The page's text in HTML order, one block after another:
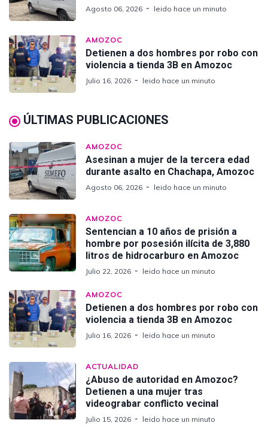
Agosto 06, 2026 leido hace un minuto
AMOZOC
Detienen a dos hombres por robo con
violencia a tienda 3B en Amozoc
Julio 16, 2026 leido hace un minuto
ÚLTIMAS PUBLICACIONES
AMOZOC
Asesinan a mujer de la tercera edad
durante asalto en Chachapa, Amozoc
Agosto 06, 2026 leido hace un minuto
AMOZOC
Sentencian a 10 años de prisión a
hombre por posesión ilícita de 3,880
litros de hidrocarburo en Amozoc
Julio 22, 2026 leido hace un minuto
AMOZOC
Detienen a dos hombres por robo con
violencia a tienda 3B en Amozoc
Julio 16, 2026 leido hace un minuto
ACTUALIDAD
¿Abuso de autoridad en Amozoc?
Detienen a una mujer tras
videograbar conflicto vecinal
Julio 15, 2026 leido hace un minuto